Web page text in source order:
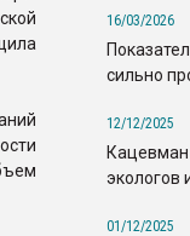
16/03/2026
сильно
12/12/2025
экологов
01/12/2025